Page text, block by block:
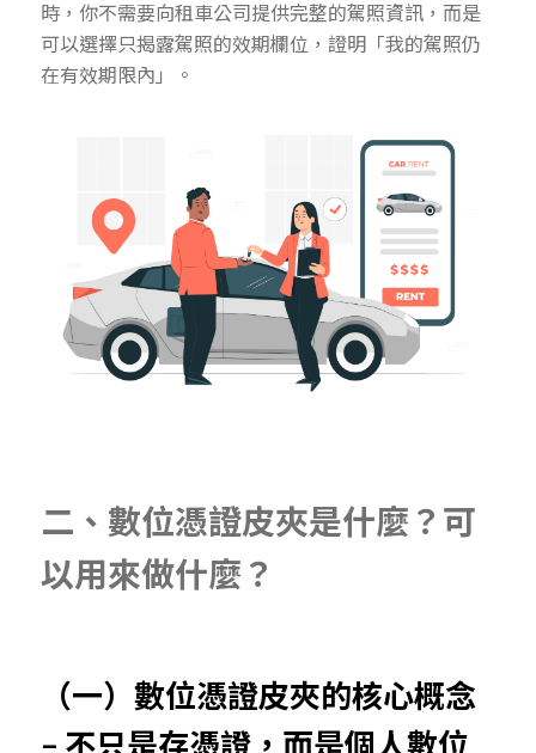
時，你不需要向租車公司提供完整的駕照資訊，而是
可以選擇只揭露駕照的效期欄位，證明「我的駕照仍
在有效期限內」。
二、數位憑證皮夾是什麼？可
以用來做什麼？
（一）數位憑證皮夾的核心概念
– 不只是存憑證，而是個人數位